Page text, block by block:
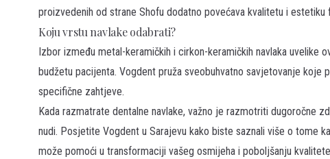
proizvedenih od strane Shofu dodatno povećava kvalitetu i estetiku
Koju vrstu navlake odabrati?
Izbor između metal-keramičkih i cirkon-keramičkih navlaka uvelike
budžetu pacijenta. Vogdent pruža sveobuhvatno savjetovanje koje
specifične zahtjeve.
Kada razmatrate dentalne navlake, važno je razmotriti dugoročne
nudi. Posjetite Vogdent u Sarajevu kako biste saznali više o tome
može pomoći u transformaciji vašeg osmijeha i poboljšanju